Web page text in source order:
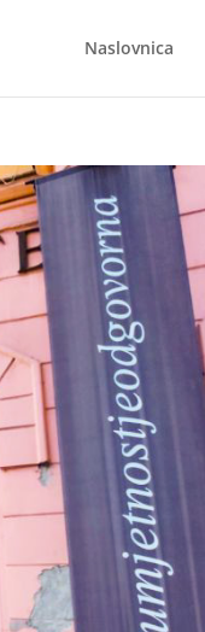
Naslovnica